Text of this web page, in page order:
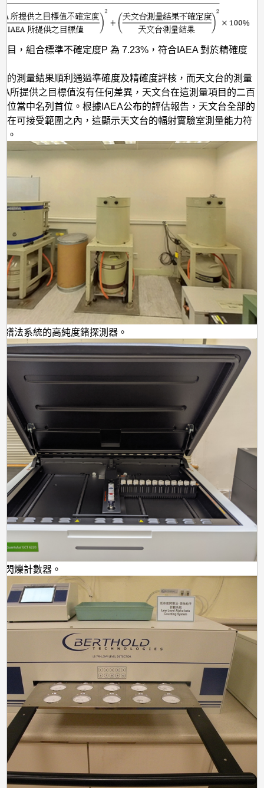
目，組合標準不確定度P 為 7.23%，符合IAEA 對於精確度
的測量結果順利通過準確度及精確度評核，而天文台的測量
所提供之目標值沒有任何差異，天文台在這測量項目的二百
位當中名列首位。根據IAEA公布的評估報告，天文台全部的
在可接受範圍之內，這顯示天文台的輻射實驗室測量能力符
。
法系統的高純度鍺探測器。
爍計數器。